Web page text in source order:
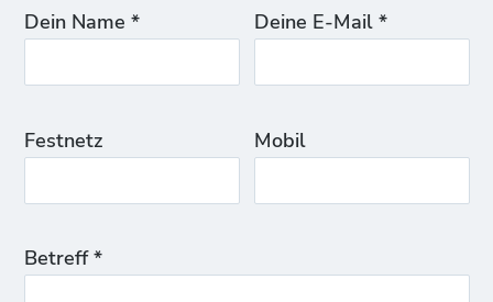
Dein Name * Deine E-Mail *
Festnetz Mobil
Betreff *